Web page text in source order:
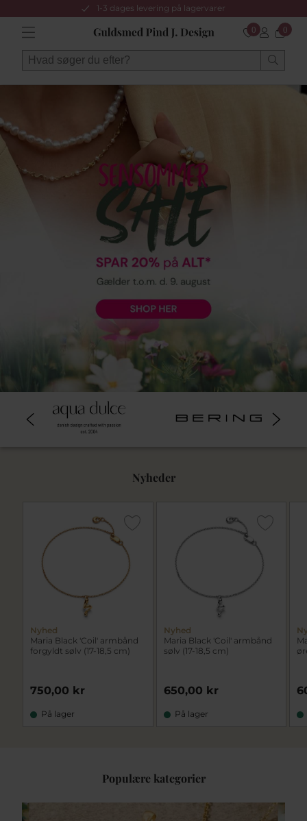
1-3 dages levering på lagervarer
0 0
Nyheder
Nyhed
Maria Black 'Coil' armbånd
forgyldt sølv (17-18,5 cm)
750,00 kr
På lager
Nyhed
Maria Black 'Coil' armbånd
sølv (17-18,5 cm)
650,00 kr
På lager
Populære kategorier